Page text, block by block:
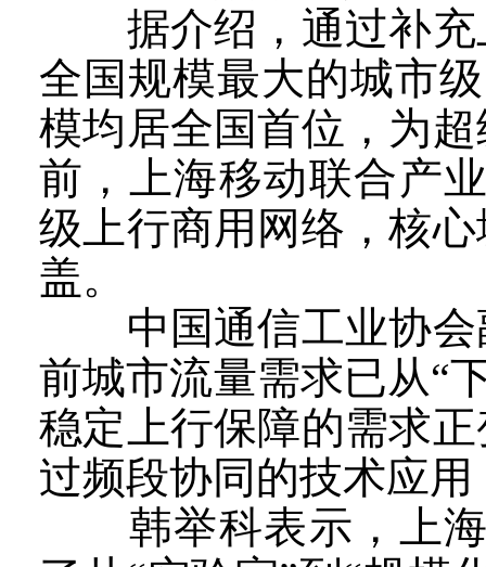
据介绍，通过补充
全国规模最大的城市
模均居全国首位，为
前，上海移动联合产
级上行商用网络，核
盖。
中国通信工业协会
前城市流量需求已从“
稳定上行保障的需求
过频段协同的技术应
韩举科表示，上海